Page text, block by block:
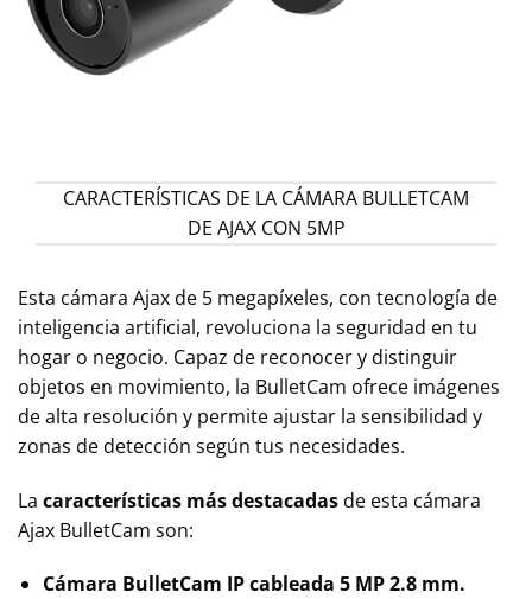
CARACTERÍSTICAS DE LA CÁMARA BULLETCAM
DE AJAX CON 5MP
Esta cámara Ajax de 5 megapíxeles, con tecnología de
inteligencia artificial, revoluciona la seguridad en tu
hogar o negocio. Capaz de reconocer y distinguir
objetos en movimiento, la BulletCam ofrece imágenes
de alta resolución y permite ajustar la sensibilidad y
zonas de detección según tus necesidades.
La características más destacadasde esta cámara
Ajax BulletCam son:
Cámara BulletCam IP cableada 5 MP 2.8 mm.